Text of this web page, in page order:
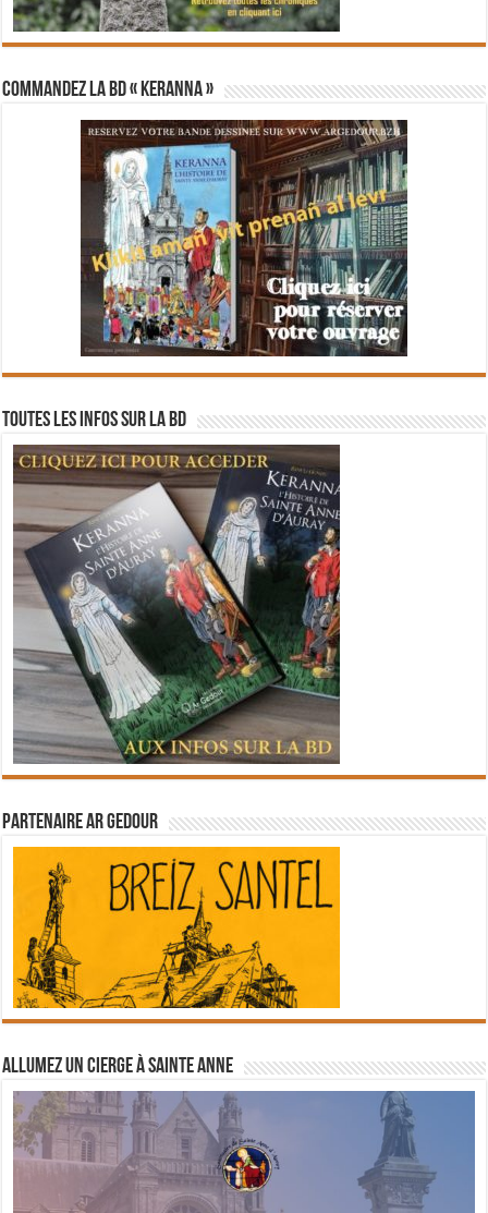
Commandez la BD « Keranna »
Toutes les infos sur la BD
Partenaire Ar Gedour
Allumez un cierge à Sainte Anne